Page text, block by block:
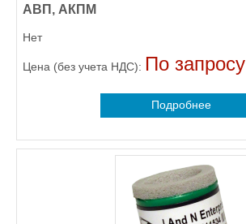
АВП, АКПМ
Нет
Цена (без учета НДС): По запросу
Подробнее